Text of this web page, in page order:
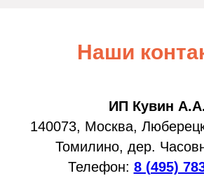
Наши
ИП Кувин
140073, Москва,
Томилино, дер.
Телефон: 8 (495)